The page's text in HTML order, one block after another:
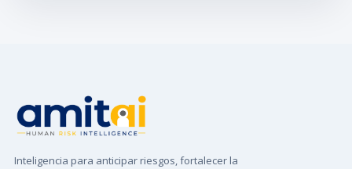
Inteligencia para anticipar riesgos, fortalecer la